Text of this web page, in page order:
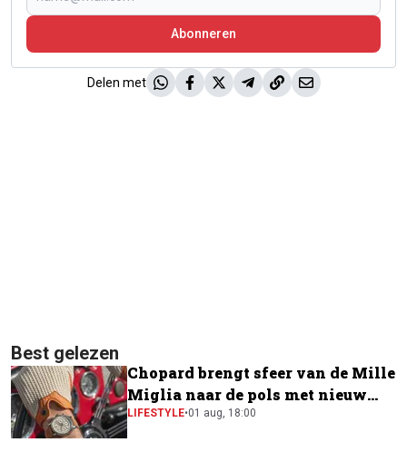
Abonneren
Delen met
Best gelezen
Chopard brengt sfeer van de Mille
Miglia naar de pols met nieuw
horloge
LIFESTYLE•01 aug, 18:00